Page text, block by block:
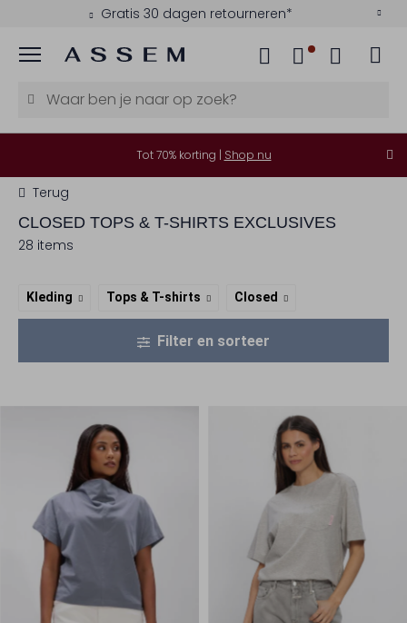
Gratis 30 dagen retourneren*
Menu
Tot 70% korting | Shop nu
Terug
CLOSED TOPS & T-SHIRTS EXCLUSIVES
28 items
Kleding Tops & T-shirts Closed
Filter en sorteer